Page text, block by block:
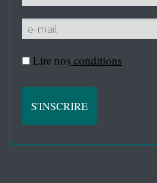
Lire nos conditions